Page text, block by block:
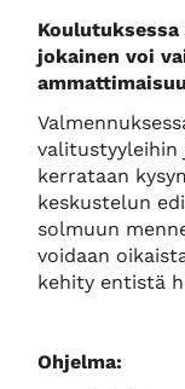
jokainen voi
valitustyyleihin
kerrataan
keskustelun
solmuun
voidaan
kehity entistä
Ohjelma: